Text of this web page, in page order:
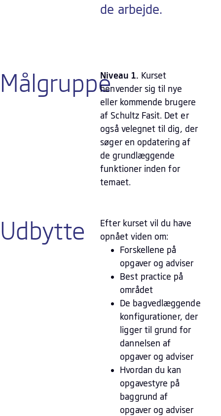
de arbejde.
MålgruppeNiveau 1. Kurset
henvender sig til nye
eller kommende brugere
af Schultz Fasit. Det er
også velegnet til dig, der
søger en opdatering af
de grundlæggende
funktioner inden for
temaet.
Udbytte
Efter kurset vil du have
opnået viden om:
Forskellene på
opgaver og adviser
Best practice på
området
De bagvedlæggende
konfigurationer, der
ligger til grund for
dannelsen af
opgaver og adviser
Hvordan du kan
opgavestyre på
baggrund af
opgaver og adviser